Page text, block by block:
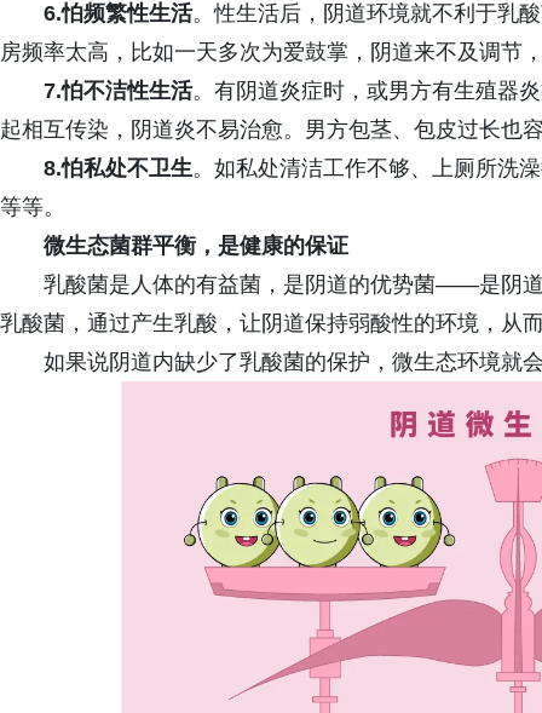
6.怕频繁性生活。性生活后，阴道环境就不利于乳
房频率太高，比如一天多次为爱鼓掌，阴道来不及调节
7.怕不洁性生活。有阴道炎症时，或男方有生殖器
起相互传染，阴道炎不易治愈。男方包茎、包皮过长也
8.怕私处不卫生。如私处清洁工作不够、上厕所洗
等等。
微生态菌群平衡，是健康的保证
乳酸菌是人体的有益菌，是阴道的优势菌——是阴
乳酸菌，通过产生乳酸，让阴道保持弱酸性的环境，从
如果说阴道内缺少了乳酸菌的保护，微生态环境就